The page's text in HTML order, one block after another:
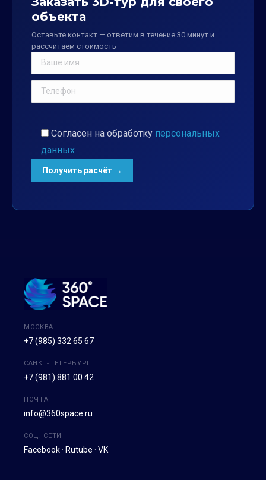
объекта
Оставьте контакт — ответим в течение 30 минут и
рассчитаем стоимость
Согласен на обработку персональных
данных
МОСКВА
+7 (985) 332 65 67
САНКТ-ПЕТЕРБУРГ
+7 (981) 881 00 42
ПОЧТА
info@360space.ru
СОЦ. СЕТИ
Facebook · Rutube · VK